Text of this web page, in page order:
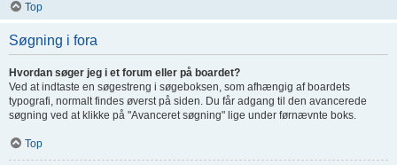
Top
Søgning i fora
Hvordan søger jeg i et forum eller på boardet?
Ved at indtaste en søgestreng i søgeboksen, som afhængig af boardets
typografi, normalt findes øverst på siden. Du får adgang til den avancerede
søgning ved at klikke på "Avanceret søgning" lige under førnævnte boks.
Top